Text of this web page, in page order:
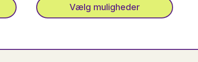
Vælg muligheder
har